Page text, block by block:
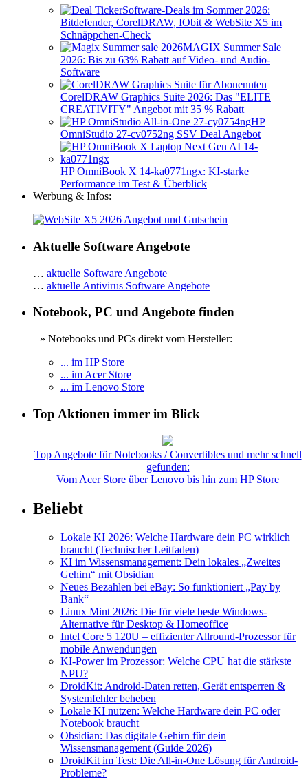
Software-Deals im Sommer 2026:
Bitdefender, CorelDRAW, IObit & WebSite X5 im
Schnäppchen-Check
MAGIX Summer Sale
2026: Bis zu 63% Rabatt auf Video- und Audio-
Software
CorelDRAW Graphics Suite 2026: Das "ELITE
CREATIVITY" Angebot mit 35 % Rabatt
HP
OmniStudio 27-cv0752ng SSV Deal Angebot
HP OmniBook X 14-ka0771ngx: KI-starke
Performance im Test & Überblick
Werbung & Infos:
Aktuelle Software Angebote
… aktuelle Software Angebote
… aktuelle Antivirus Software Angebote
Notebook, PC und Angebote finden
» Notebooks und PCs direkt vom Hersteller:
... im HP Store
... im Acer Store
... im Lenovo Store
Top Aktionen immer im Blick
Top Angebote für Notebooks / Convertibles und mehr schnell
gefunden:
Vom Acer Store über Lenovo bis hin zum HP Store
Beliebt
Lokale KI 2026: Welche Hardware dein PC wirklich
braucht (Technischer Leitfaden)
KI im Wissensmanagement: Dein lokales „Zweites
Gehirn“ mit Obsidian
Neues Bezahlen bei eBay: So funktioniert „Pay by
Bank“
Linux Mint 2026: Die für viele beste Windows-
Alternative für Desktop & Homeoffice
Intel Core 5 120U – effizienter Allround-Prozessor für
mobile Anwendungen
KI-Power im Prozessor: Welche CPU hat die stärkste
NPU?
DroidKit: Android-Daten retten, Gerät entsperren &
Systemfehler beheben
Lokale KI nutzen: Welche Hardware dein PC oder
Notebook braucht
Obsidian: Das digitale Gehirn für dein
Wissensmanagement (Guide 2026)
DroidKit im Test: Die All-in-One Lösung für Android-
Probleme?